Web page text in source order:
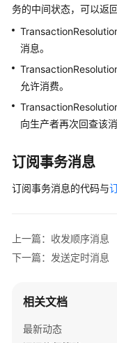
议）
API
参
考
SDK
参
景
示
例
见
题
            },
        }),
    )
err =
    }
defer
Body:
务的中间状态，可以返
消息。
允许消费。
向生产者再次回查该消
订阅事务消息
订阅事务消息的代码与
上一篇：收发顺序消息
下一篇：发送定时消息
相关文档
最新动态